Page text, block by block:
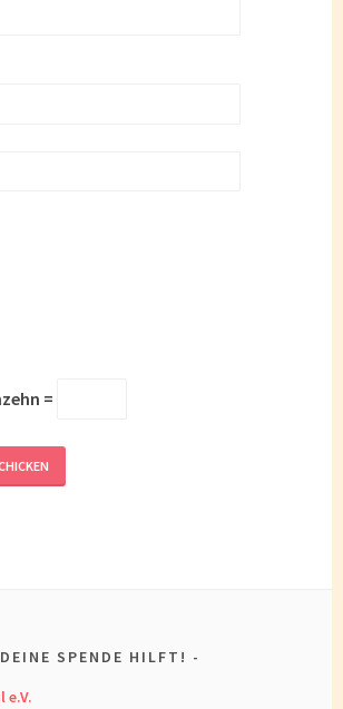
=
DEINE SPENDE HILFT!
e.V.